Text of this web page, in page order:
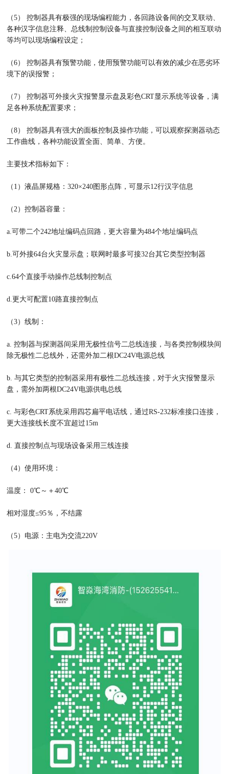
（5） 控制器具有极强的现场编程能力，各回路设备间的交叉联动、
各种汉字信息注释、总线制控制设备与直接控制设备之间的相互联动
等均可以现场编程设定；
（6） 控制器具有预警功能，使用预警功能可以有效的减少在恶劣环
境下的误报警；
（7） 控制器可外接火灾报警显示盘及彩色CRT显示系统等设备，满
足各种系统配置要求；
（8） 控制器具有强大的面板控制及操作功能，可以观察探测器动态
工作曲线，各种功能设置全面、简单、方便。
主要技术指标如下：
（1）液晶屏规格：320×240图形点阵，可显示12行汉字信息
（2）控制器容量：
a.可带二个242地址编码点回路，更大容量为484个地址编码点
b.可外接64台火灾显示盘；联网时最多可接32台其它类型控制器
c.64个直接手动操作总线制控制点
d.更大可配置10路直接控制点
（3）线制：
a. 控制器与探测器间采用无极性信号二总线连接，与各类控制模块间
除无极性二总线外，还需外加二根DC24V电源总线
b. 与其它类型的控制器采用有极性二总线连接，对于火灾报警显示
盘，需外加两根DC24V电源供电总线
c. 与彩色CRT系统采用四芯扁平电话线，通过RS-232标准接口连接，
更大连接线长度不宜超过15m
d. 直接控制点与现场设备采用三线连接
（4）使用环境：
温度： 0℃～＋40℃
相对湿度≤95％，不结露
（5）电源：主电为交流220V